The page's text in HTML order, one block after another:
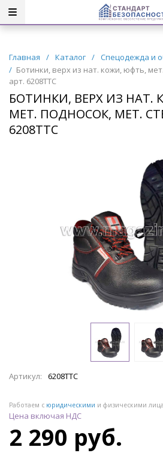
Главная / Каталог / Спецодежда и
/ Ботинки, верх из нат. кожи, юфть,
арт. 6208ТТС
БОТИНКИ, ВЕРХ ИЗ
МЕТ. ПОДНОСОК, МЕТ.
6208ТТС
Артикул: 6208ТТС
Работаем с юридическими и физическими
Цена включая НДС
2 290 руб.